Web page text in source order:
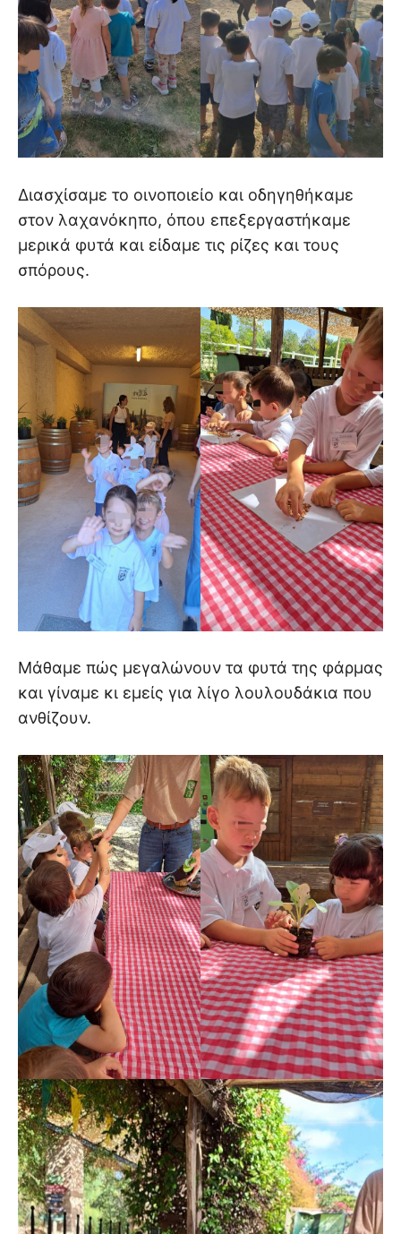
Διασχίσαμε το οινοποιείο και οδηγηθήκαμε
στον λαχανόκηπο, όπου επεξεργαστήκαμε
μερικά φυτά και είδαμε τις ρίζες και τους
σπόρους.
Μάθαμε πώς μεγαλώνουν τα φυτά της φάρμας
και γίναμε κι εμείς για λίγο λουλουδάκια που
ανθίζουν.